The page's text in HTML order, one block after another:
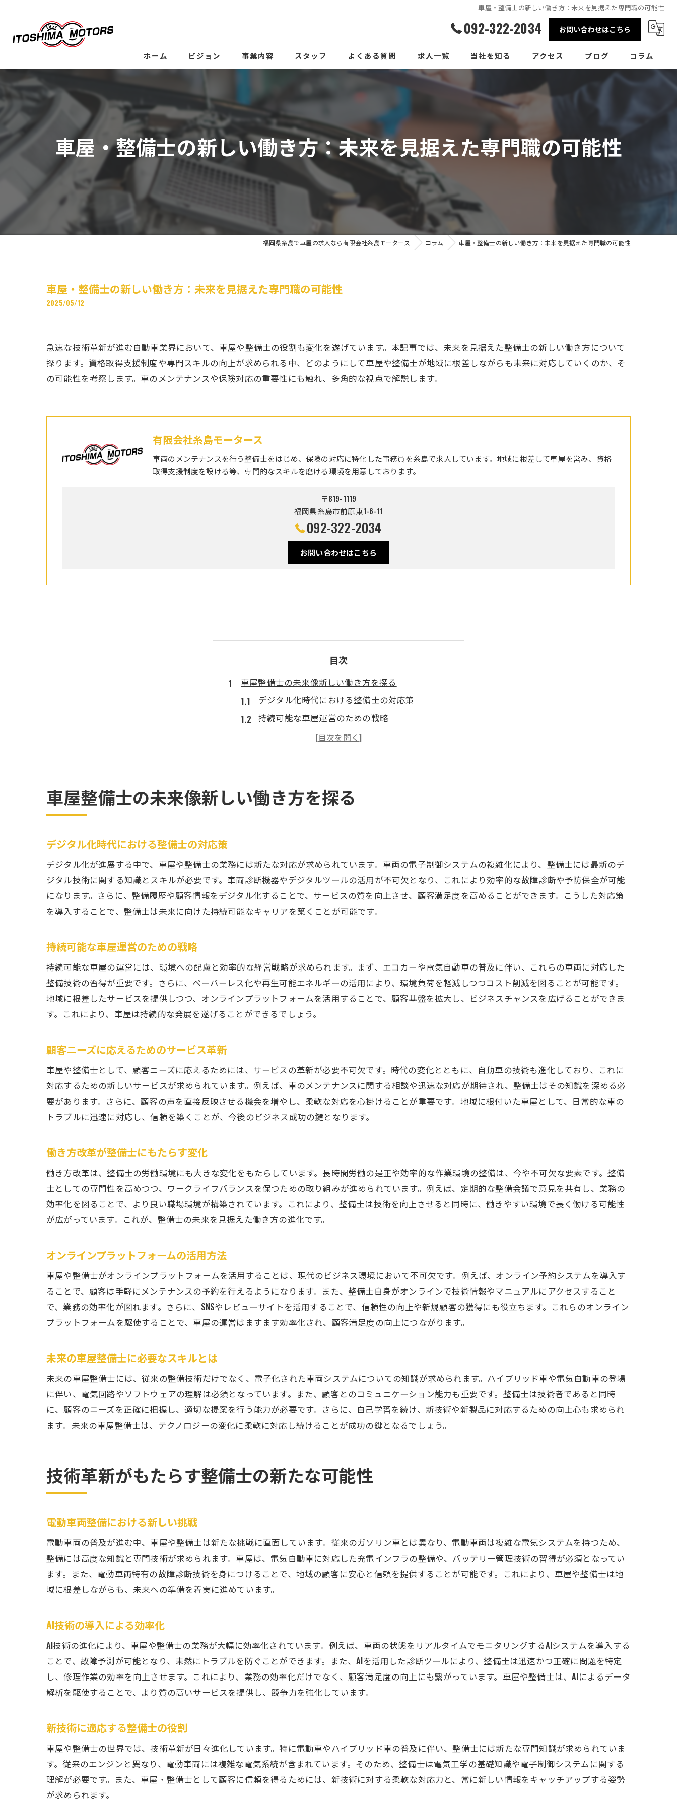
車屋・整備士の新しい働き方：未来を見据えた専門職の可能性
092-322-2034 お問い合わせはこちら
ホーム ビジョン 事業内容 スタッフ よくある質問 求人一覧 当社を知る
整備士
正社員
アクセス ブログ コラム
車屋・整備士の新しい働き方：未来を見据えた専門職の可能性
福岡県糸島で車屋の求人なら有限会社糸島モータース コラム 車屋・整備士の新しい働き方：未来を見据えた専門職の可能性
車屋・整備士の新しい働き方：未来を見据えた専門職の可能性
2025/05/12
急速な技術革新が進む自動車業界において、車屋や整備士の役割も変化を遂げています。本記事では、未来を見据えた整備士の新しい働き方について
探ります。資格取得支援制度や専門スキルの向上が求められる中、どのようにして車屋や整備士が地域に根差しながらも未来に対応していくのか、そ
の可能性を考察します。車のメンテナンスや保険対応の重要性にも触れ、多角的な視点で解説します。
有限会社糸島モータース
車両のメンテナンスを行う整備士をはじめ、保険の対応に特化した事務員を糸島で求人しています。地域に根差して車屋を営み、資格
取得支援制度を設ける等、専門的なスキルを磨ける環境を用意しております。
〒819-1119
福岡県糸島市前原東1-6-11
092-322-2034
お問い合わせはこちら
目次
車屋整備士の未来像新しい働き方を探る
デジタル化時代における整備士の対応策
持続可能な車屋運営のための戦略
顧客ニーズに応えるためのサービス革新
働き方改革が整備士にもたらす変化
未来の車屋整備士に必要なスキルとは
技術革新がもたらす整備士の新たな可能性
新技術に適応する整備士の役割
未来の整備士が求められる専門知識
自動運転車両と整備の関係性
技術革新がもたらす仕事の変革
キャリアアップに役立つ資格とは
資格取得支援制度の活用方法
整備士のための継続教育の重要性
国際的な資格とそのメリット
地域密着型サービスの重要性
地元コミュニティとの連携強化
持続可能な地域ビジネスの展開
地域資源を活用した車屋の取り組み
車のメンテナンスと保険対応の重要性を再考
定期メンテナンスの意義と効果
保険選びの重要ポイント
トラブルを未然に防ぐメンテナンス
整備士の専門スキル向上がもたらす未来の展望
専門スキル向上の重要性とその利点
専門スキル磨きが業界にもたらす影響
整備士のスキル向上が雇用に与える影響
車屋整備士が未来に対応するための具体的アプローチ
持続可能なビジネスモデルの構築
多角的視点で見る車屋整備士の新しい働き方
ワークライフバランスの重要性
チームワークを活かした働き方改革
働き方の多様化がもたらす利点
車屋整備士の未来像新しい働き方を探る
デジタル化時代における整備士の対応策
デジタル化が進展する中で、車屋や整備士の業務には新たな対応が求められています。車両の電子制御システムの複雑化により、整備士には最新のデ
ジタル技術に関する知識とスキルが必要です。車両診断機器やデジタルツールの活用が不可欠となり、これにより効率的な故障診断や予防保全が可能
になります。さらに、整備履歴や顧客情報をデジタル化することで、サービスの質を向上させ、顧客満足度を高めることができます。こうした対応策
を導入することで、整備士は未来に向けた持続可能なキャリアを築くことが可能です。
持続可能な車屋運営のための戦略
持続可能な車屋の運営には、環境への配慮と効率的な経営戦略が求められます。まず、エコカーや電気自動車の普及に伴い、これらの車両に対応した
整備技術の習得が重要です。さらに、ペーパーレス化や再生可能エネルギーの活用により、環境負荷を軽減しつつコスト削減を図ることが可能です。
地域に根差したサービスを提供しつつ、オンラインプラットフォームを活用することで、顧客基盤を拡大し、ビジネスチャンスを広げることができま
す。これにより、車屋は持続的な発展を遂げることができるでしょう。
顧客ニーズに応えるためのサービス革新
車屋や整備士として、顧客ニーズに応えるためには、サービスの革新が必要不可欠です。時代の変化とともに、自動車の技術も進化しており、これに
対応するための新しいサービスが求められています。例えば、車のメンテナンスに関する相談や迅速な対応が期待され、整備士はその知識を深める必
要があります。さらに、顧客の声を直接反映させる機会を増やし、柔軟な対応を心掛けることが重要です。地域に根付いた車屋として、日常的な車の
トラブルに迅速に対応し、信頼を築くことが、今後のビジネス成功の鍵となります。
働き方改革が整備士にもたらす変化
働き方改革は、整備士の労働環境にも大きな変化をもたらしています。長時間労働の是正や効率的な作業環境の整備は、今や不可欠な要素です。整備
士としての専門性を高めつつ、ワークライフバランスを保つための取り組みが進められています。例えば、定期的な整備会議で意見を共有し、業務の
効率化を図ることで、より良い職場環境が構築されています。これにより、整備士は技術を向上させると同時に、働きやすい環境で長く働ける可能性
が広がっています。これが、整備士の未来を見据えた働き方の進化です。
オンラインプラットフォームの活用方法
車屋や整備士がオンラインプラットフォームを活用することは、現代のビジネス環境において不可欠です。例えば、オンライン予約システムを導入す
ることで、顧客は手軽にメンテナンスの予約を行えるようになります。また、整備士自身がオンラインで技術情報やマニュアルにアクセスすること
で、業務の効率化が図れます。さらに、SNSやレビューサイトを活用することで、信頼性の向上や新規顧客の獲得にも役立ちます。これらのオンライン
プラットフォームを駆使することで、車屋の運営はますます効率化され、顧客満足度の向上につながります。
未来の車屋整備士に必要なスキルとは
未来の車屋整備士には、従来の整備技術だけでなく、電子化された車両システムについての知識が求められます。ハイブリッド車や電気自動車の登場
に伴い、電気回路やソフトウェアの理解は必須となっています。また、顧客とのコミュニケーション能力も重要です。整備士は技術者であると同時
に、顧客のニーズを正確に把握し、適切な提案を行う能力が必要です。さらに、自己学習を続け、新技術や新製品に対応するための向上心も求められ
ます。未来の車屋整備士は、テクノロジーの変化に柔軟に対応し続けることが成功の鍵となるでしょう。
技術革新がもたらす整備士の新たな可能性
電動車両整備における新しい挑戦
電動車両の普及が進む中、車屋や整備士は新たな挑戦に直面しています。従来のガソリン車とは異なり、電動車両は複雑な電気システムを持つため、
整備には高度な知識と専門技術が求められます。車屋は、電気自動車に対応した充電インフラの整備や、バッテリー管理技術の習得が必須となってい
ます。また、電動車両特有の故障診断技術を身につけることで、地域の顧客に安心と信頼を提供することが可能です。これにより、車屋や整備士は地
域に根差しながらも、未来への準備を着実に進めています。
AI技術の導入による効率化
AI技術の進化により、車屋や整備士の業務が大幅に効率化されています。例えば、車両の状態をリアルタイムでモニタリングするAIシステムを導入する
ことで、故障予測が可能となり、未然にトラブルを防ぐことができます。また、AIを活用した診断ツールにより、整備士は迅速かつ正確に問題を特定
し、修理作業の効率を向上させます。これにより、業務の効率化だけでなく、顧客満足度の向上にも繋がっています。車屋や整備士は、AIによるデータ
解析を駆使することで、より質の高いサービスを提供し、競争力を強化しています。
新技術に適応する整備士の役割
車屋や整備士の世界では、技術革新が日々進化しています。特に電動車やハイブリッド車の普及に伴い、整備士には新たな専門知識が求められていま
す。従来のエンジンと異なり、電動車両には複雑な電気系統が含まれています。そのため、整備士は電気工学の基礎知識や電子制御システムに関する
理解が必要です。また、車屋・整備士として顧客に信頼を得るためには、新技術に対する柔軟な対応力と、常に新しい情報をキャッチアップする姿勢
が求められます。